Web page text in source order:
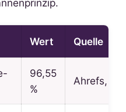
Wert Quelle
96,55
%
Ahrefs,